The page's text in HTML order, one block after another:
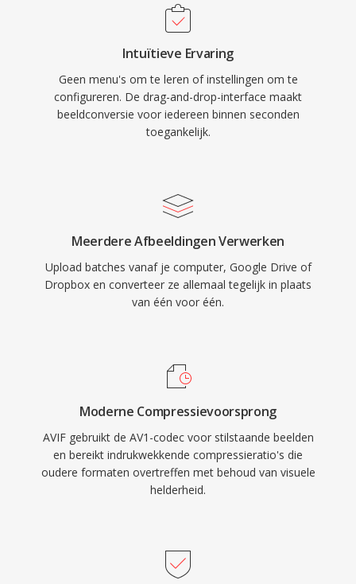
Intuïtieve Ervaring
Geen menu's om te leren of instellingen om te
configureren. De drag-and-drop-interface maakt
beeldconversie voor iedereen binnen seconden
toegankelijk.
Meerdere Afbeeldingen Verwerken
Upload batches vanaf je computer, Google Drive of
Dropbox en converteer ze allemaal tegelijk in plaats
van één voor één.
Moderne Compressievoorsprong
AVIF gebruikt de AV1-codec voor stilstaande beelden
en bereikt indrukwekkende compressieratio's die
oudere formaten overtreffen met behoud van visuele
helderheid.